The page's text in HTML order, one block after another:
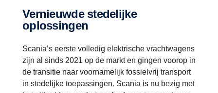
Vernieuwde stedelijke
oplossingen
Scania’s eerste volledig elektrische vrachtwagens
zijn al sinds 2021 op de markt en gingen voorop in
de transitie naar voornamelijk fossielvrij transport
in stedelijke toepassingen. Scania is nu bezig met